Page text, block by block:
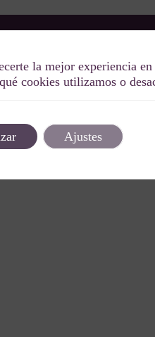
el lujo de nuestras villas y
En Special Oddity
sea tan única como
la mejor experiencia en
cookies utilizamos o
Ajustes